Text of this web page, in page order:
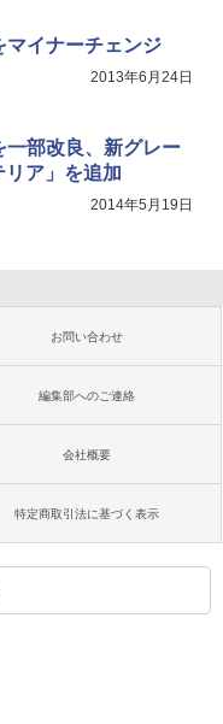
マイナーチェンジ
2013年6月24日
一部改良、新グレー
リア」を追加
2014年5月19日
お問い合わせ
編集部へのご連絡
会社概要
特定商取引法に基づく表示